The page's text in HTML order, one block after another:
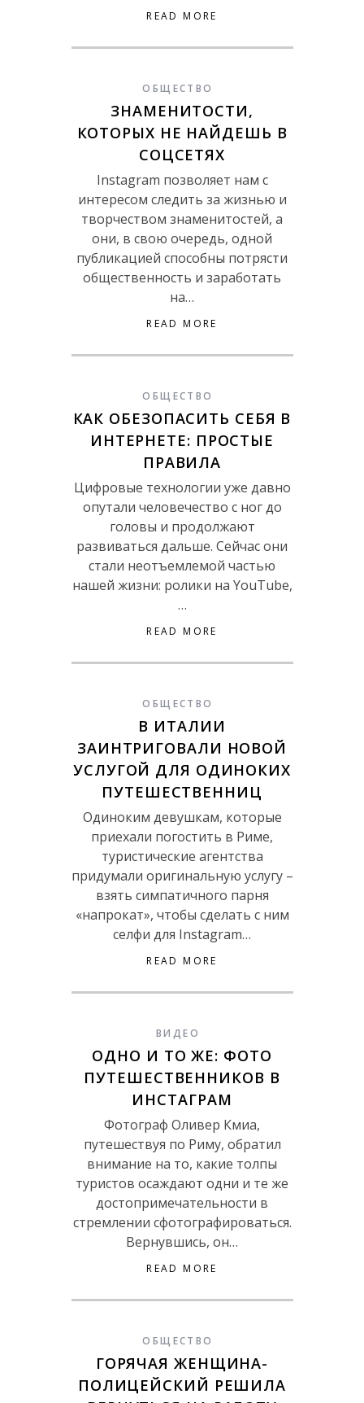
READ MORE
ОБЩЕСТВО
ЗНАМЕНИТОСТИ,
КОТОРЫХ НЕ НАЙДЕШЬ В
СОЦСЕТЯХ
Instagram позволяет нам с
интересом следить за жизнью и
творчеством знаменитостей, а
они, в свою очередь, одной
публикацией способны потрясти
общественность и заработать
на…
READ MORE
ОБЩЕСТВО
КАК ОБЕЗОПАСИТЬ СЕБЯ В
ИНТЕРНЕТЕ: ПРОСТЫЕ
ПРАВИЛА
Цифровые технологии уже давно
опутали человечество с ног до
головы и продолжают
развиваться дальше. Сейчас они
стали неотъемлемой частью
нашей жизни: ролики на YouTube,
…
READ MORE
ОБЩЕСТВО
В ИТАЛИИ
ЗАИНТРИГОВАЛИ НОВОЙ
УСЛУГОЙ ДЛЯ ОДИНОКИХ
ПУТЕШЕСТВЕННИЦ
Одиноким девушкам, которые
приехали погостить в Риме,
туристические агентства
придумали оригинальную услугу –
взять симпатичного парня
«напрокат», чтобы сделать с ним
селфи для Instagram…
READ MORE
ВИДЕО
ОДНО И ТО ЖЕ: ФОТО
ПУТЕШЕСТВЕННИКОВ В
ИНСТАГРАМ
Фотограф Оливер Кмиа,
путешествуя по Риму, обратил
внимание на то, какие толпы
туристов осаждают одни и те же
достопримечательности в
стремлении сфотографироваться.
Вернувшись, он…
READ MORE
ОБЩЕСТВО
ГОРЯЧАЯ ЖЕНЩИНА-
ПОЛИЦЕЙСКИЙ РЕШИЛА